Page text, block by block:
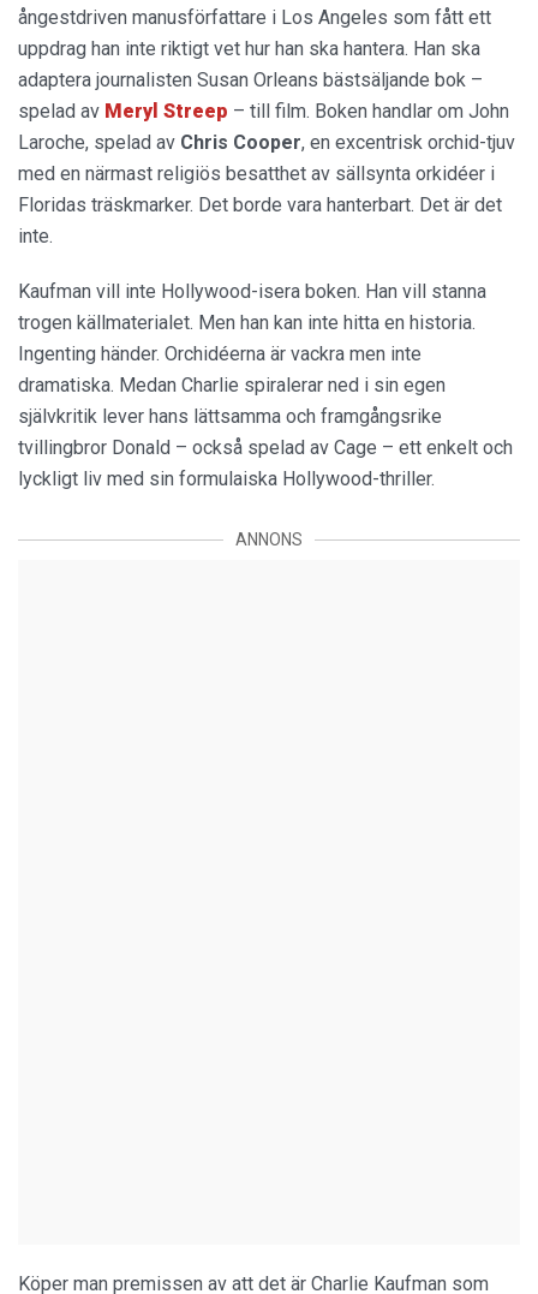
ångestdriven manusförfattare i Los Angeles som fått ett
uppdrag han inte riktigt vet hur han ska hantera. Han ska
adaptera journalisten Susan Orleans bästsäljande bok –
spelad av Meryl Streep – till film. Boken handlar om John
Laroche, spelad av Chris Cooper, en excentrisk orchid-tjuv
med en närmast religiös besatthet av sällsynta orkidéer i
Floridas träskmarker. Det borde vara hanterbart. Det är det
inte.
Kaufman vill inte Hollywood-isera boken. Han vill stanna
trogen källmaterialet. Men han kan inte hitta en historia.
Ingenting händer. Orchidéerna är vackra men inte
dramatiska. Medan Charlie spiralerar ned i sin egen
självkritik lever hans lättsamma och framgångsrike
tvillingbror Donald – också spelad av Cage – ett enkelt och
lyckligt liv med sin formulaiska Hollywood-thriller.
ANNONS
Köper man premissen av att det är Charlie Kaufman som